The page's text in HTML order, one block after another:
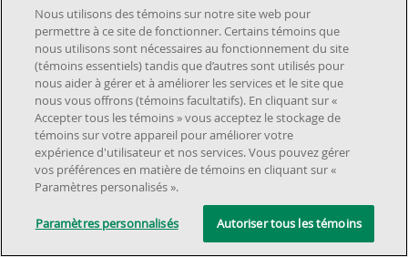
au centre de distribution et dans les
entrepôts ?
Veuillez visiter la section « Centre de
distribution et entrepôts » sur la page
Carrières et cliquez sur «Voir les postes
vacants» pour consulter les offres
d'emploi actuelles.
À propos de nous
À propos
Emplacements et services
Localisateur de magasins
Relation avec les investisseurs
Service à la clientèle
Foire aux questions
Rappels de produitsd'accessibilité
Nous utilisons des témoins sur notre site web pour
permettre à ce site de fonctionner. Certains témoins que
nous utilisons sont nécessaires au fonctionnement du site
(témoins essentiels) tandis que d’autres sont utilisés pour
nous aider à gérer et à améliorer les services et le site que
nous vous offrons (témoins facultatifs). En cliquant sur «
Accepter tous les témoins » vous acceptez le stockage de
témoins sur votre appareil pour améliorer votre
expérience d'utilisateur et nos services. Vous pouvez gérer
vos préférences en matière de témoins en cliquant sur «
Paramètres personalisés ».
Paramètres personnalisés Autoriser tous les témoins